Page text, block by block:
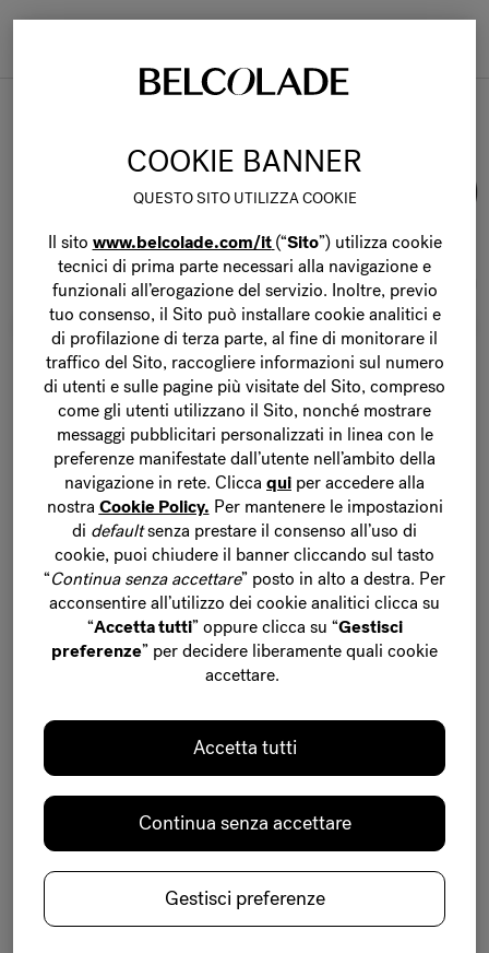
Cioccolato Origins Fondente Intenso
Unico
Programma sostenibile Cacao-Trace
LADE
ORIGINS
NOIR VIETNAM
73%
CACAO-TRACE
COOKIE BANNER
QUESTO SITO UTILIZZA COOKIE
Il sito www.belcolade.com/it (“Sito”) utilizza cookie
tecnici di prima parte necessari alla navigazione e
funzionali all’erogazione del servizio. Inoltre, previo
tuo consenso, il Sito può installare cookie analitici e
di profilazione di terza parte, al fine di monitorare il
traffico del Sito, raccogliere informazioni sul numero
di utenti e sulle pagine più visitate del Sito, compreso
come gli utenti utilizzano il Sito, nonché mostrare
messaggi pubblicitari personalizzati in linea con le
preferenze manifestate dall’utente nell’ambito della
navigazione in rete. Clicca qui per accedere alla
nostra Cookie Policy. Per mantenere le impostazioni
di defaultsenza prestare il consenso all’uso di
cookie, puoi chiudere il banner cliccando sul tasto
“Continua senza accettare” posto in alto a destra. Per
acconsentire all’utilizzo dei cookie analitici clicca su
“Accetta tutti” oppure clicca su “Gestisci
preferenze” per decidere liberamente quali cookie
accettare.
Accetta tutti
Continua senza accettare
Gestisci preferenze